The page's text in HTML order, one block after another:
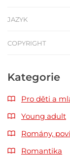
JAZYK
COPYRIGHT
Kategorie
Pro děti a
Young adult
Romány,
Romantika